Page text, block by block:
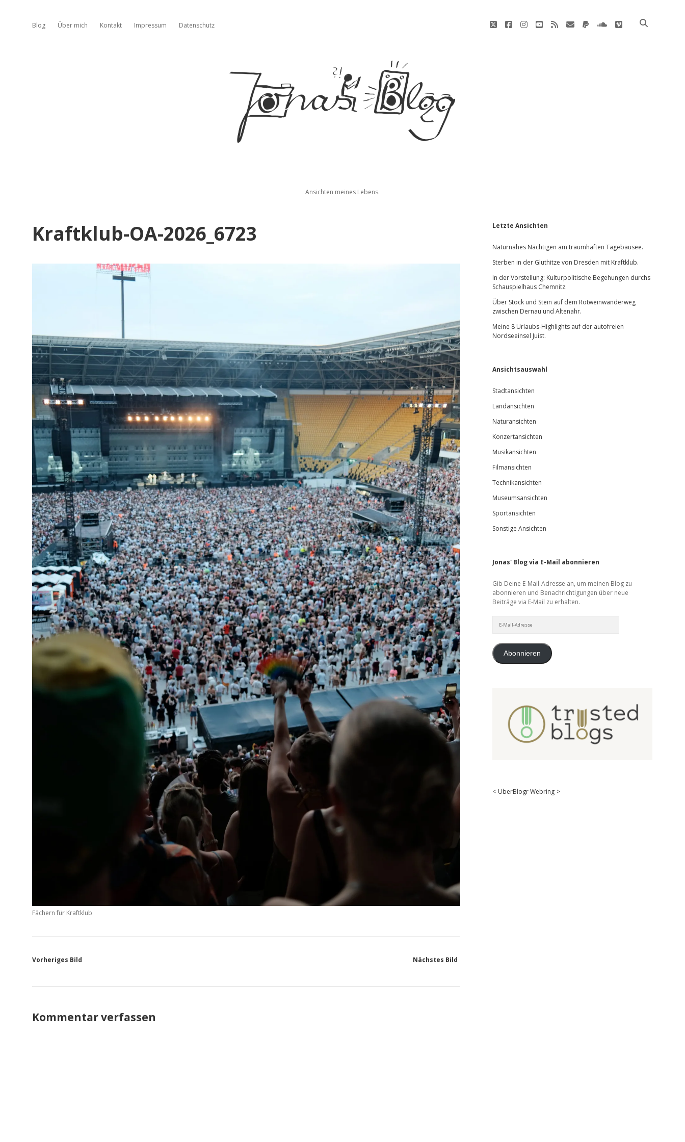
Blog Über mich Kontakt Impressum Datenschutz twitterfacebookinstagram
youtube
rss E-
paypalsoundcloud
vimeo
Jonas'
Blog
Ansichten meines Lebens.
Kraftklub-OA-2026_6723
Fächern für Kraftklub
Vorheriges Bild Nächstes Bild
Kommentar verfassen
Sidebar
Letzte Ansichten
Naturnahes Nächtigen am traumhaften Tagebausee.
Sterben in der Gluthitze von Dresden mit Kraftklub.
In der Vorstellung: Kulturpolitische Begehungen durchs
Schauspielhaus Chemnitz.
Über Stock und Stein auf dem Rotweinwanderweg
zwischen Dernau und Altenahr.
Meine 8 Urlaubs-Highlights auf der autofreien
Nordseeinsel Juist.
Ansichtsauswahl
Stadtansichten
Landansichten
Naturansichten
Konzertansichten
Musikansichten
Filmansichten
Technikansichten
Museumsansichten
Sportansichten
Sonstige Ansichten
Jonas' Blog via E-Mail abonnieren
Gib Deine E-Mail-Adresse an, um meinen Blog zu
abonnieren und Benachrichtigungen über neue
Beiträge via E-Mail zu erhalten.
Mail-
Abonnieren
< UberBlogr Webring >